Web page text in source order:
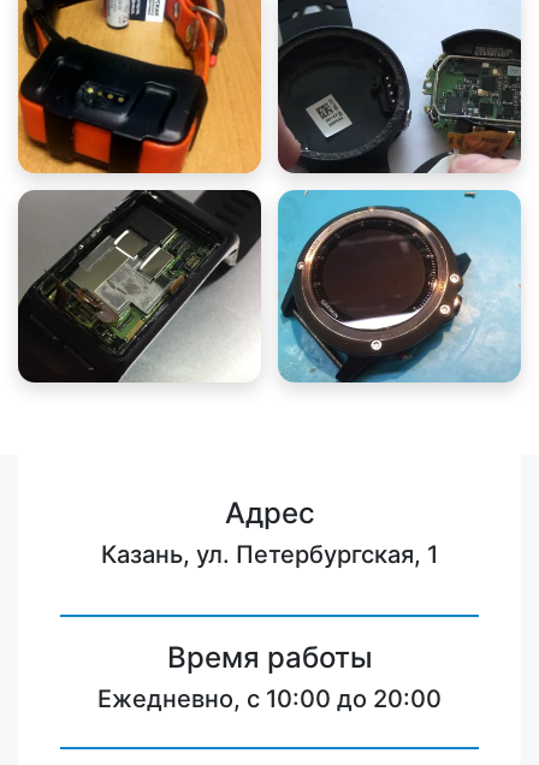
Адрес
Казань, ул. Петербургская, 1
Время работы
Ежедневно, с 10:00 до 20:00